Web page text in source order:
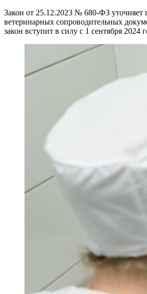
Закон от 25.12.2023 № 680-ФЗ уточняет
ветеринарных сопроводительных
закон вступит в силу с 1 сентября 2024